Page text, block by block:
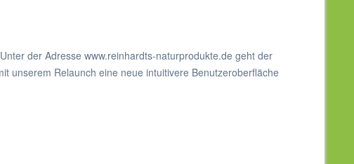
der Adresse www.reinhardts-naturprodukte.de geht der
unserem Relaunch eine neue intuitivere Benutzeroberfläche